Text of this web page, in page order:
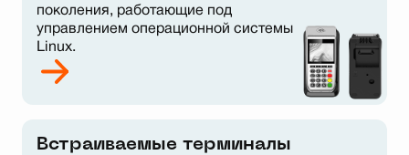
Встраиваемые терминалы
поколения, работающие под
управлением операционной системы
Linux.